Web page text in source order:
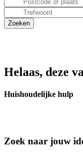
Helaas, deze
Huishoudelijke hulp
Zoek naar jouw